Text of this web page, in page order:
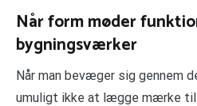
Når form møder
bygningsværker
Når man bevæger sig gennem
umuligt ikke at lægge mærke til